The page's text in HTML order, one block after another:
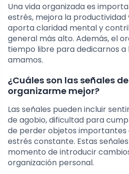
Una vida organizada es
estrés, mejora la productividad
aporta claridad mental y
general más alto. Además, el
tiempo libre para dedicarnos
amamos.
¿Cuáles son las señales
organizarme mejor?
Las señales pueden incluir
de agobio, dificultad para
de perder objetos
estrés constante. Estas
momento de introducir
organización personal.